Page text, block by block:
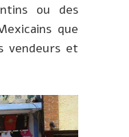
ou des
que
vendeurs et